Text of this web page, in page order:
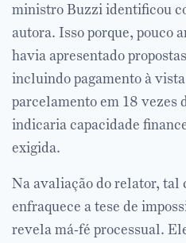
ministro Buzzi identificou
autora. Isso porque, pouco
havia apresentado
incluindo pagamento à
parcelamento em 18 vezes
indicaria capacidade
exigida.
Na avaliação do relator, tal
enfraquece a tese de
revela má-fé processual.